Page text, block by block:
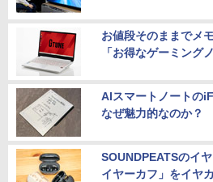
お値段そのままでメ
「お得なゲーミング
AIスマートノートの
なぜ魅力的なのか？
SOUNDPEATSのイ
イヤーカフ」をイヤ